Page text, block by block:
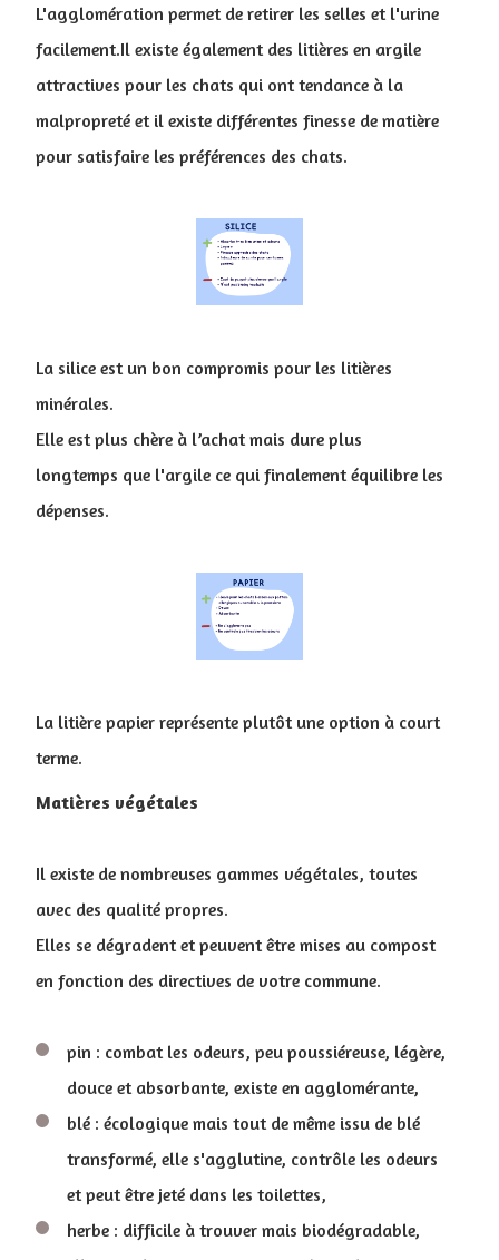
L'agglomération permet de retirer les selles et l'urine
facilement.Il existe également des litières en argile
attractives pour les chats qui ont tendance à la
malpropreté et il existe différentes finesse de matière
pour satisfaire les préférences des chats.
La silice est un bon compromis pour les litières
minérales.
Elle est plus chère à l’achat mais dure plus
longtemps que l'argile ce qui finalement équilibre les
dépenses.
La litière papier représente plutôt une option à court
terme.
Matières végétales
Il existe de nombreuses gammes végétales, toutes
avec des qualité propres.
Elles se dégradent et peuvent être mises au compost
en fonction des directives de votre commune.
pin : combat les odeurs, peu poussiéreuse, légère,
douce et absorbante, existe en agglomérante,
blé : écologique mais tout de même issu de blé
transformé, elle s'agglutine, contrôle les odeurs
et peut être jeté dans les toilettes,
herbe : difficile à trouver mais biodégradable,